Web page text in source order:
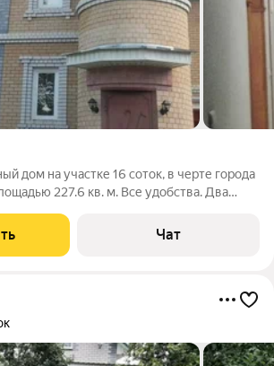
дом на участке 16 соток, в черте города
227.6 кв. м. Все удобства. Два
227.6 кв.м, в доме гараж 45 кв.м,
Чат